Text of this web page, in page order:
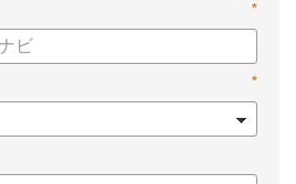
な企業の特徴
視点
、ぜひお役立てください。
*
*